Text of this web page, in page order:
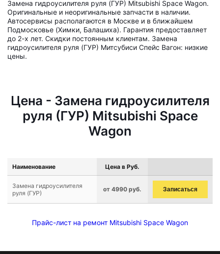
Замена гидроусилителя руля (ГУР) Mitsubishi Space Wagon.
Оригинальные и неоригинальные запчасти в наличии.
Автосервисы располагаются в Москве и в ближайшем
Подмосковье (Химки, Балашиха). Гарантия предоставляет
до 2-х лет. Скидки постоянным клиентам. Замена
гидроусилителя руля (ГУР) Митсубиси Спейс Вагон: низкие
цены.
Цена - Замена гидроусилителя
руля (ГУР) Mitsubishi Space
Wagon
Наименование Цена в Руб.
Замена гидроусилителя
руля (ГУР)
от 4990 руб. Записаться
Прайс-лист на ремонт Mitsubishi Space Wagon